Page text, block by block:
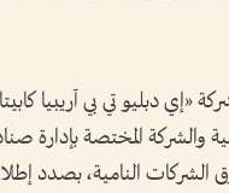
«إي دبليو تي بي آريبيا
والشركة المختصة بإدارة
الشركات النامية، بصدد